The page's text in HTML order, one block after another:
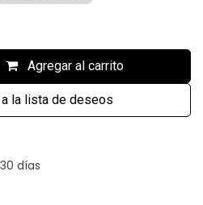
Agregar al carrito
la lista de deseos
días